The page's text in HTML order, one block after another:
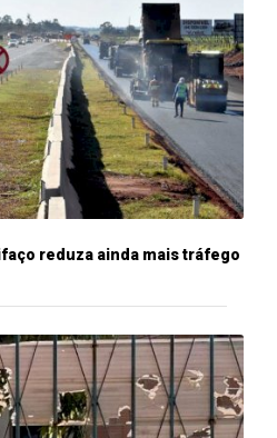
reduza ainda mais tráfego